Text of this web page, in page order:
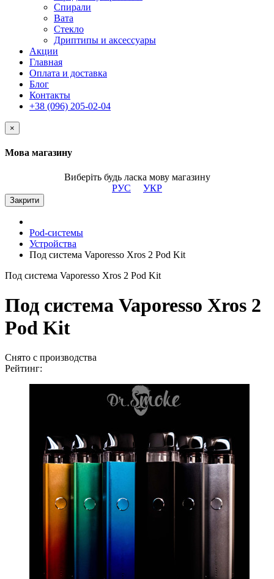
Спирали
Вата
Стекло
Дриптипы и аксессуары
Акции
Главная
Оплата и доставка
Блог
Контакты
+38 (096) 205-02-04
×
Мова магазину
Виберіть будь ласка мову магазину
РУС
УКР
Закрити
Pod-системы
Устройства
Под система Vaporesso Xros 2 Pod Kit
Под система Vaporesso Xros 2 Pod Kit
Под система Vaporesso Xros 2
Pod Kit
Снято с производства
Рейтинг: